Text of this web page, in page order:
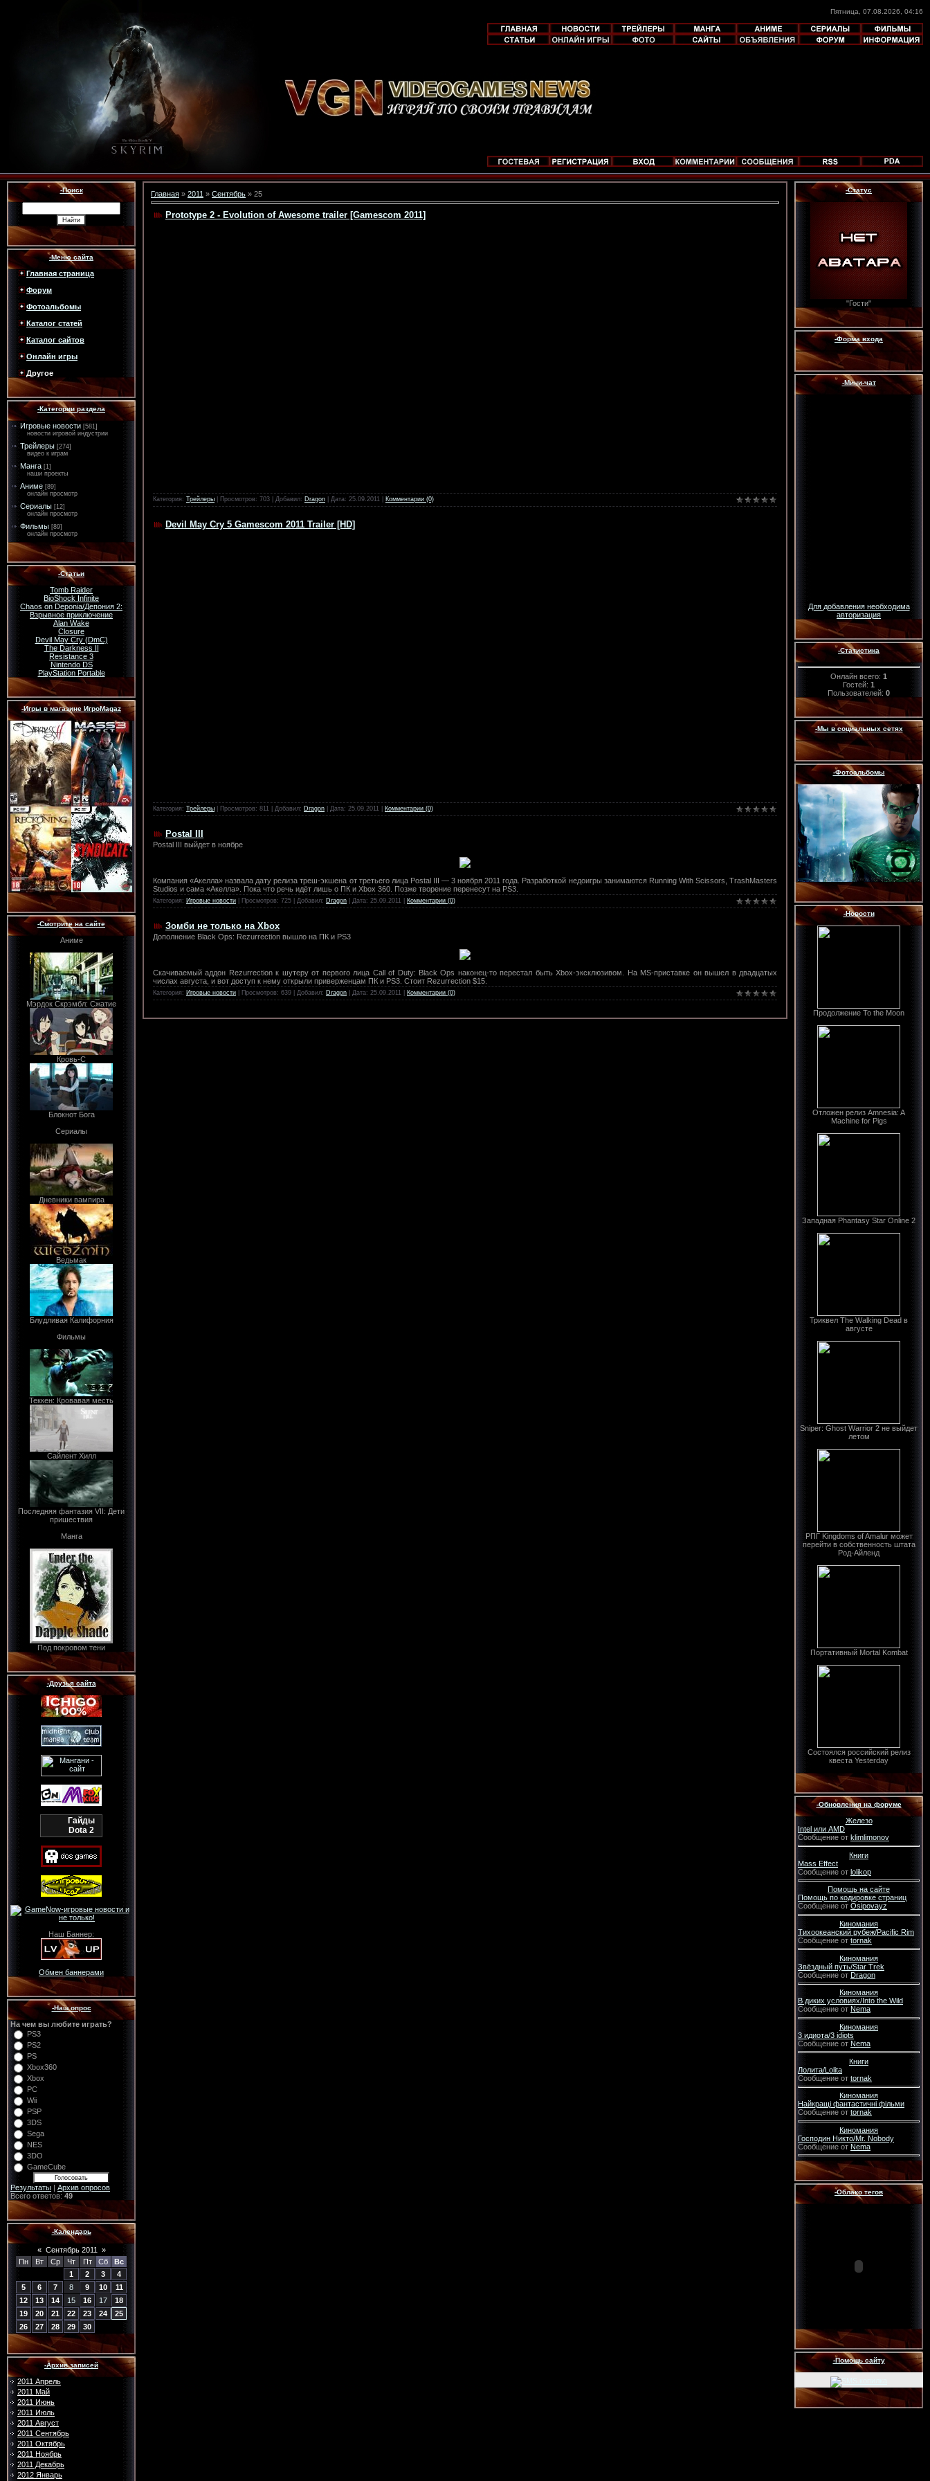
Пятница, 07.08.2026, 04:16
-Поиск
-Меню сайта
Главная страница
Форум
Фотоальбомы
Каталог статей
Каталог сайтов
Онлайн игры
Другое
-Категории раздела
Игровые новости [581]
новости игровой индустрии
Трейлеры [274]
видео к играм
Манга [1]
наши проекты
Аниме [89]
онлайн просмотр
Сериалы [12]
онлайн просмотр
Фильмы [89]
онлайн просмотр
-Статьи
Tomb Raider
BioShock Infinite
Chaos on Deponia/Депония 2:
Взрывное приключение
Alan Wake
Closure
Devil May Cry (DmC)
The Darkness II
Resistance 3
Nintendo DS
PlayStation Portable
-Игры в магазине ИгроMagaz
-Смотрите на сайте
Аниме
Мэрдок Скрэмбл: Сжатие
Кровь-С
Блокнот Бога
Сериалы
Дневники вампира
Ведьмак
Блудливая Калифорния
Фильмы
Теккен: Кровавая месть
Сайлент Хилл
Последняя фантазия VII: Дети
пришествия
Манга
Под покровом тени
-Друзья сайта
Гайды
Dota 2
Наш Баннер:
Обмен баннерами
-Наш опрос
На чем вы любите играть?
PS3
PS2
PS
Xbox360
Xbox
PC
Wii
PSP
3DS
Sega
NES
3DO
GameCube
Результаты | Архив опросов
Всего ответов: 49
-Календарь
« Сентябрь 2011
»
Пн
Вт Ср Чт Пт Сб
Вс
1
2 3
4
5
6 7 8 9 10
11
12
13 14 15 16 17
18
19
20 21 22 23 24
25
26
27 28 29 30
-Архив записей
2011 Апрель
2011 Май
2011 Июнь
2011 Июль
2011 Август
2011 Сентябрь
2011 Октябрь
2011 Ноябрь
2011 Декабрь
2012 Январь
Главная » 2011 » Сентябрь » 25
Prototype 2 - Evolution of Awesome trailer [Gamescom 2011]
Категория: Трейлеры | Просмотров: 703 | Добавил: Dragon | Дата: 25.09.2011 Комментарии (0)
Devil May Cry 5 Gamescom 2011 Trailer [HD]
Категория: Трейлеры | Просмотров: 811 | Добавил: Dragon | Дата: 25.09.2011 Комментарии (0)
Postal III
Postal III выйдет в ноябре
Компания «Акелла» назвала дату релиза треш-экшена от третьего лица Postal III — 3 ноября 2011 года. Разработкой недоигры занимаются Running With Scissors, TrashMasters
Studios и сама «Акелла». Пока что речь идёт лишь о ПК и Xbox 360. Позже творение перенесут на PS3.
Категория: Игровые новости | Просмотров: 725 | Добавил: Dragon | Дата: 25.09.2011 Комментарии (0)
Зомби не только на Xbox
Дополнение Black Ops: Rezurrection вышло на ПК и PS3
Скачиваемый аддон Rezurrection к шутеру от первого лица Call of Duty: Black Ops наконец-то перестал быть Xbox-эксклюзивом. На MS-приставке он вышел в двадцатых
числах августа, и вот доступ к нему открыли приверженцам ПК и PS3. Стоит Rezurrection $15.
Категория: Игровые новости | Просмотров: 639 | Добавил: Dragon | Дата: 25.09.2011 Комментарии (0)
-Статус
"Гости"
-Форма входа
-Мини-чат
Для добавления необходима
авторизация
-Статистика
Онлайн всего: 1
Гостей: 1
Пользователей: 0
-Мы в социальных сетях
-Фотоальбомы
-Новости
Продолжение To the Moon
Отложен релиз Amnesia: A
Machine for Pigs
Западная Phantasy Star Online 2
Триквел The Walking Dead в
августе
Sniper: Ghost Warrior 2 не выйдет
летом
РПГ Kingdoms of Amalur может
перейти в собственность штата
Род-Айленд
Портативный Mortal Kombat
Состоялся российский релиз
квеста Yesterday
-Обновления на форуме
Железо
Intel или AMD
Сообщение от klimlimonov
Книги
Mass Effect
Сообщение от lolikop
Помощь на сайте
Помощь по кодировке страниц
Сообщение от Osipovayz
Киномания
Тихоокеанский рубеж/Pacific Rim
Сообщение от tornak
Киномания
Звёздный путь/Star Trek
Сообщение от Dragon
Киномания
В диких условиях/Into the Wild
Сообщение от Nema
Киномания
3 идиота/3 idiots
Сообщение от Nema
Книги
Лолита/Lolita
Сообщение от tornak
Киномания
Найкращі фантастичні фільми
Сообщение от tornak
Киномания
Господин Никто/Mr. Nobody
Сообщение от Nema
-Облако тегов
-Помощь сайту